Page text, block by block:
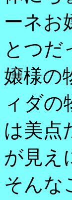
ーネお
とつだ
嬢様の
ィダの
は美点
が見え
そんな